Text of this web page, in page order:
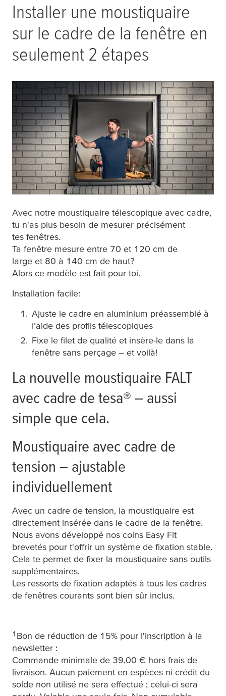
Installer une moustiquaire
sur le cadre de la fenêtre en
seulement 2 étapes
Avec notre moustiquaire télescopique avec cadre,
tu n'as plus besoin de mesurer précisément
tes fenêtres.
Ta fenêtre mesure entre 70 et 120 cm de
large et 80 à 140 cm de haut?
Alors ce modèle est fait pour toi.
Installation facile:
Ajuste le cadre en aluminium préassemblé à
l’aide des profils télescopiques
Fixe le filet de qualité et insère-le dans la
fenêtre sans perçage – et voilà!
La nouvelle moustiquaire FALT
avec cadre de tesa® – aussi
simple que cela.
Moustiquaire avec cadre de
tension – ajustable
individuellement
Avec un cadre de tension, la moustiquaire est
directement insérée dans le cadre de la fenêtre.
Nous avons développé nos coins Easy Fit
brevetés pour t'offrir un système de fixation stable.
Cela te permet de fixer la moustiquaire sans outils
supplémentaires.
Les ressorts de fixation adaptés à tous les cadres
de fenêtres courants sont bien sûr inclus.
1 Bon de réduction de 15% pour l'inscription à la
newsletter :
Commande minimale de 39,00 € hors frais de
livraison. Aucun paiement en espèces ni crédit du
solde non utilisé ne sera effectué ; celui-ci sera